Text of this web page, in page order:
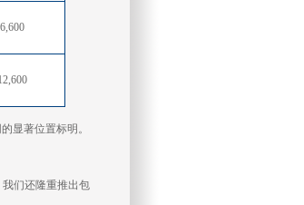
6,600
显著位置标明。
们还隆重推出包